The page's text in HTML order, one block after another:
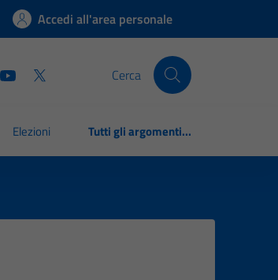
Accedi all'area personale
Cerca
Elezioni Tutti gli argomenti...